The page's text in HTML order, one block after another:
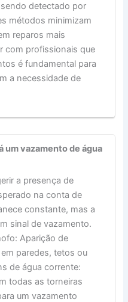
detectado por
métodos minimizam
reparos mais
com profissionais que
é fundamental para
a necessidade de
um vazamento de água
a presença de
na conta de
constante, mas a
sinal de vazamento.
Aparição de
paredes, tetos ou
de água corrente:
todas as torneiras
um vazamento